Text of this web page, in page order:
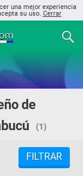
una mejor experiencia
su uso. Cerrar
de
(1)
FILTRAR